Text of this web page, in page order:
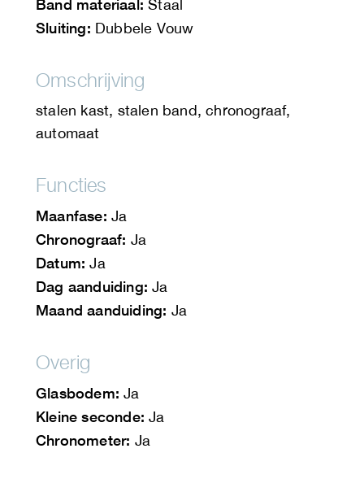
Band materiaal: Staal
Sluiting: Dubbele Vouw
Omschrijving
stalen kast, stalen band, chronograaf,
automaat
Functies
Maanfase: Ja
Chronograaf: Ja
Datum: Ja
Dag aanduiding: Ja
Maand aanduiding: Ja
Overig
Glasbodem: Ja
Kleine seconde: Ja
Chronometer: Ja